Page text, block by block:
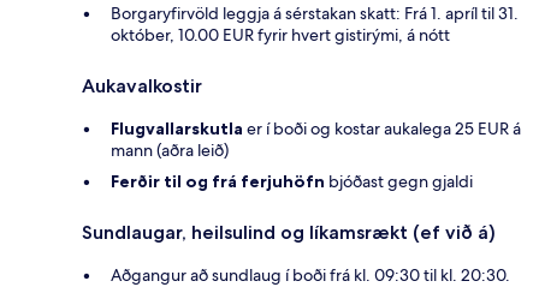
Borgaryfirvöld leggja á sérstakan skatt: Frá 1. apríl til 31.
október, 10.00 EUR fyrir hvert gistirými, á nótt
Aukavalkostir
Flugvallarskutla er í boði og kostar aukalega 25 EUR á
mann (aðra leið)
Ferðir til og frá ferjuhöfn bjóðast gegn gjaldi
Sundlaugar, heilsulind og líkamsrækt (ef við á)
Aðgangur að sundlaug í boði frá kl. 09:30 til kl. 20:30.